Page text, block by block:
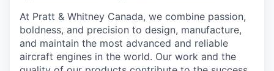
At Pratt & Whitney Canada, we combine passion,
boldness, and precision to design, manufacture,
and maintain the most advanced and reliable
aircraft engines in the world. Our work and the